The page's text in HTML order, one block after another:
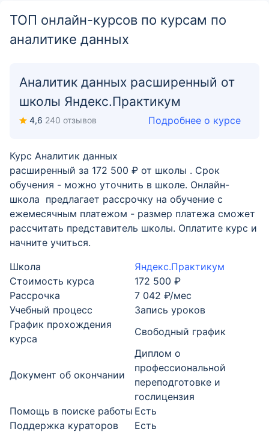
ТОП онлайн-курсов по курсам по
аналитике данных
Аналитик данных расширенный от
школы Яндекс.Практикум
4,6 240 отзывов Подробнее о курсе
Курс Аналитик данных
расширенный за 172 500 ₽ от школы . Срок
обучения - можно уточнить в школе. Онлайн-
школа предлагает рассрочку на обучение с
ежемесячным платежом - размер платежа сможет
рассчитать представитель школы. Оплатите курс и
начните учиться.
Школа
Яндекс.Практикум
Стоимость курса
172 500 ₽
Рассрочка
7 042 ₽/мес
Учебный процесс
Запись уроков
График прохождения
курса
Свободный график
Документ об окончании
Диплом о
профессиональной
переподготовке и
гослицензия
Помощь в поиске работы Есть
Поддержка кураторов
Есть